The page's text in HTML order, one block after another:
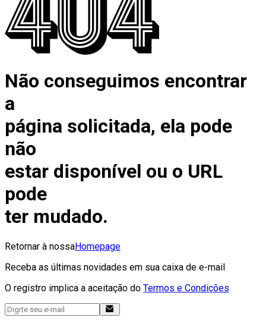
Não conseguimos encontrar
a
página solicitada, ela pode
não
estar disponível ou o URL
pode
ter mudado.
Retornar à nossaHomepage
Receba as últimas novidades em sua caixa de e-mail
O registro implica a aceitação do Termos e Condições